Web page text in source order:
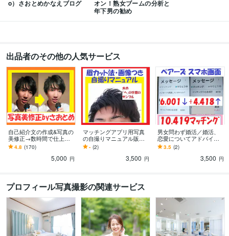
o）さおとめかなえブログ
オン！熟女ブームの分析と
年下男の勧め
出品者のその他の人気サービス
自己紹介文の作成&写真の
美修正→数時間で仕上げ
ます マッチングアプリは
写真が命！→2万マッチン
4.8 (170)
5,000 円
マッチングアプリ用写真
の自撮りマニュアル販売
します マッチングアプリ
のプロフ大幅改善！盛れ
てる写真を撮るコツ満載
- (2)
3,500 円
男女問わず婚活／婚活、
恋愛についてアドバイス
します マッチングアプリ
で、1万人以上マッチング
した私がアドバイス♪
3.5 (2)
3,500 円
プロフィール写真撮影の関連サービス